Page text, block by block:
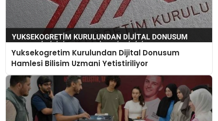
Yuksekogretim Kurulundan Dijital Donusum
Hamlesi Bilisim Uzmani Yetistiriliyor